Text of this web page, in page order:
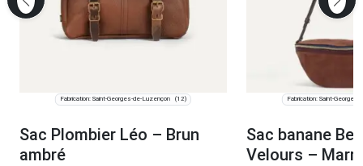
Fabrication: Saint-Georges-de-Luzençon (12)
Sac Plombier Léo – Brun
ambré
Fabrication: Saint-
Sac banane
Velours –